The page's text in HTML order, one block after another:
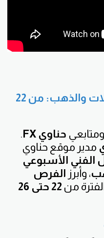
التحليل الأسبوعي للعملات والذهب: من 22
حناوي FX
.
مدير موقع حناوي
الفني الأسبوعي
، وأبرز الفرص
من
22 حتى 26